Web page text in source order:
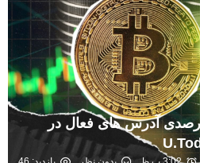
کوین با کاهش 39 درصدی آدرس های فعال در